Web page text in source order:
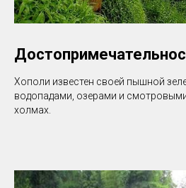
Хополи известен своей пышной
водопадами, озерами и
холмах.